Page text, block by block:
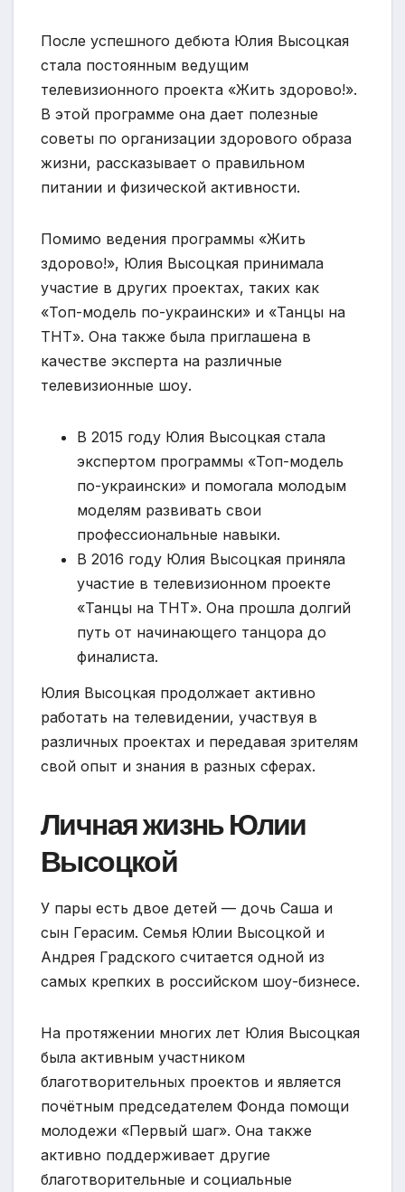
После успешного дебюта Юлия Высоцкая
стала постоянным ведущим
телевизионного проекта «Жить здорово!».
В этой программе она дает полезные
советы по организации здорового образа
жизни, рассказывает о правильном
питании и физической активности.
Помимо ведения программы «Жить
здорово!», Юлия Высоцкая принимала
участие в других проектах, таких как
«Топ-модель по-украински» и «Танцы на
ТНТ». Она также была приглашена в
качестве эксперта на различные
телевизионные шоу.
В 2015 году Юлия Высоцкая стала
экспертом программы «Топ-модель
по-украински» и помогала молодым
моделям развивать свои
профессиональные навыки.
В 2016 году Юлия Высоцкая приняла
участие в телевизионном проекте
«Танцы на ТНТ». Она прошла долгий
путь от начинающего танцора до
финалиста.
Юлия Высоцкая продолжает активно
работать на телевидении, участвуя в
различных проектах и передавая зрителям
свой опыт и знания в разных сферах.
Личная жизнь Юлии
Высоцкой
У пары есть двое детей — дочь Саша и
сын Герасим. Семья Юлии Высоцкой и
Андрея Градского считается одной из
самых крепких в российском шоу-бизнесе.
На протяжении многих лет Юлия Высоцкая
была активным участником
благотворительных проектов и является
почётным председателем Фонда помощи
молодежи «Первый шаг». Она также
активно поддерживает другие
благотворительные и социальные